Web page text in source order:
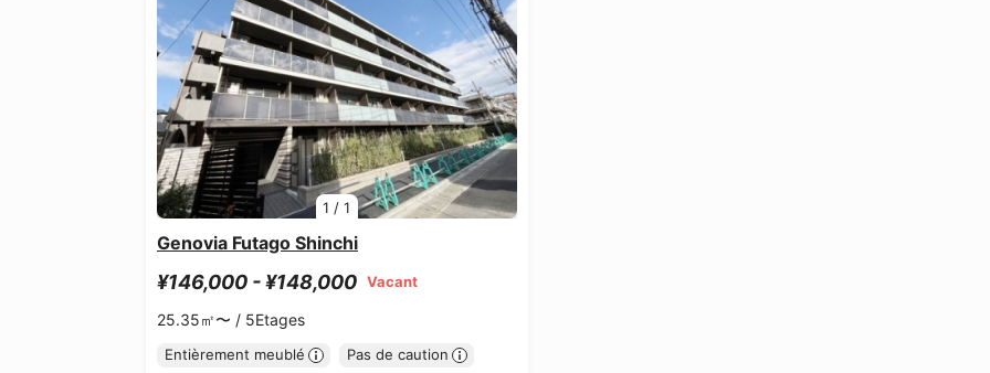
1 /1
Genovia Futago Shinchi
¥146,000 - ¥148,000 Vacant
25.35㎡〜 / 5Etages
Entièrement meublé Pas de caution